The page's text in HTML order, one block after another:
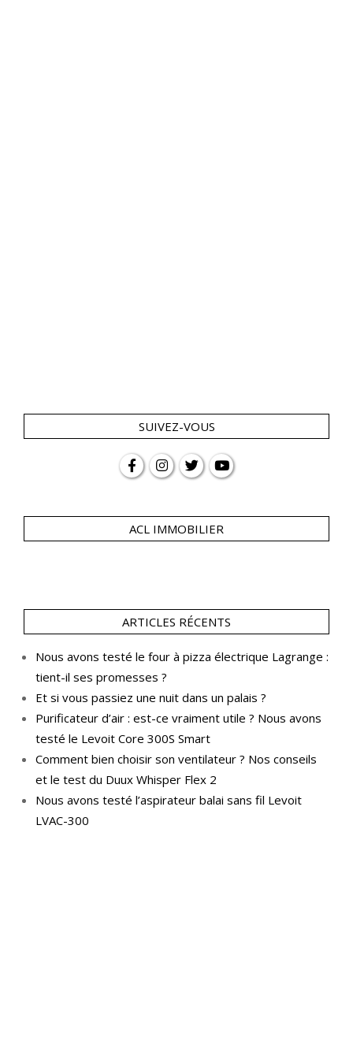
SUIVEZ-VOUS
ACL IMMOBILIER
ARTICLES RÉCENTS
Nous avons testé le four à pizza électrique Lagrange :
tient-il ses promesses ?
Et si vous passiez une nuit dans un palais ?
Purificateur d’air : est-ce vraiment utile ? Nous avons
testé le Levoit Core 300S Smart
Comment bien choisir son ventilateur ? Nos conseils
et le test du Duux Whisper Flex 2
Nous avons testé l’aspirateur balai sans fil Levoit
LVAC-300